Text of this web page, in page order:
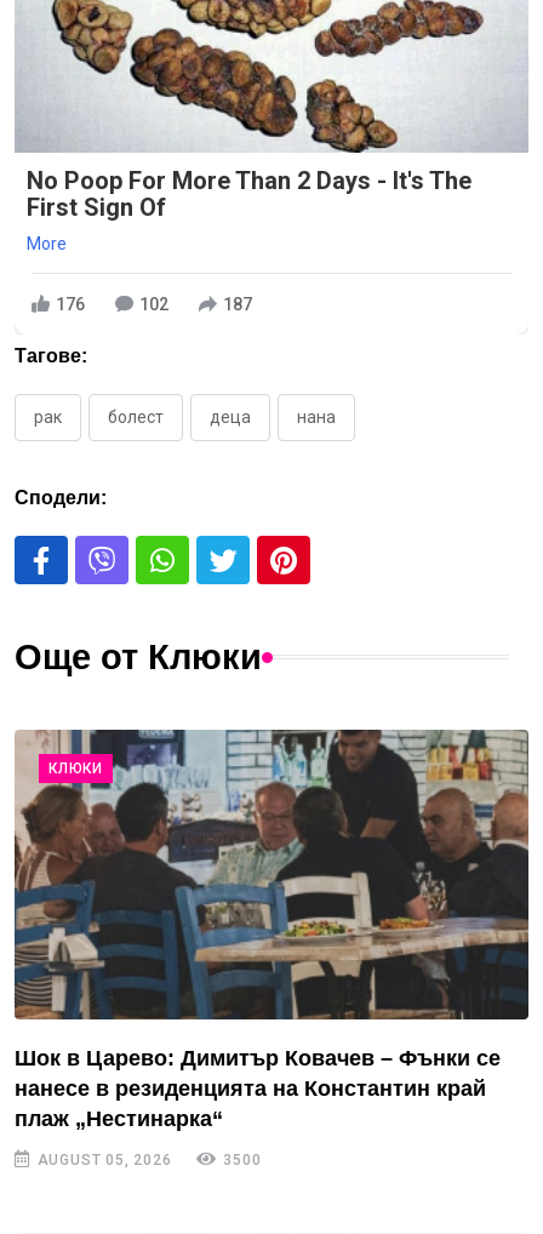
No Poop For More Than 2 Days - It's The
First Sign Of
More
176 102 187
Тагове:
рак болест деца нана
Сподели:
Още от Клюки
КЛЮКИ
Шок в Царево: Димитър Ковачев – Фънки се
нанесе в резиденцията на Константин край
плаж „Нестинарка“
AUGUST 05, 2026 3500